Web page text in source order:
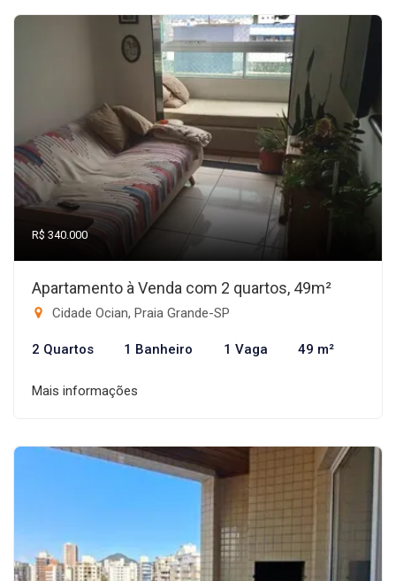
R$ 340.000
Apartamento à Venda com 2 quartos, 49m²
Cidade Ocian, Praia Grande-SP
2 Quartos 1 Banheiro 1 Vaga 49 m²
Mais informações